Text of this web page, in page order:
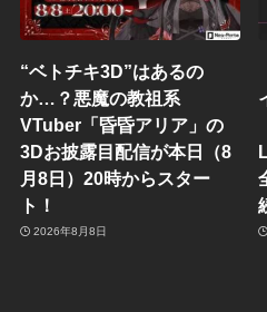
“ベトチキ3D”はあるの
か…？悪魔の教祖系
VTuber「昏昏アリア」の
3Dお披露目配信が本日（8
月8日）20時からスター
ト！
2026年8月8日